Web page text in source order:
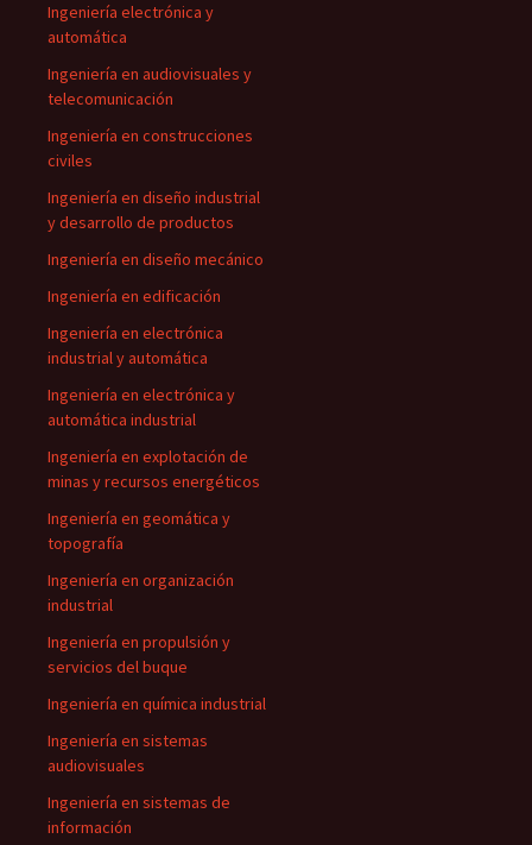
Ingeniería electrónica y
automática
Ingeniería en audiovisuales y
telecomunicación
Ingeniería en construcciones
civiles
Ingeniería en diseño industrial
y desarrollo de productos
Ingeniería en diseño mecánico
Ingeniería en edificación
Ingeniería en electrónica
industrial y automática
Ingeniería en electrónica y
automática industrial
Ingeniería en explotación de
minas y recursos energéticos
Ingeniería en geomática y
topografía
Ingeniería en organización
industrial
Ingeniería en propulsión y
servicios del buque
Ingeniería en química industrial
Ingeniería en sistemas
audiovisuales
Ingeniería en sistemas de
información